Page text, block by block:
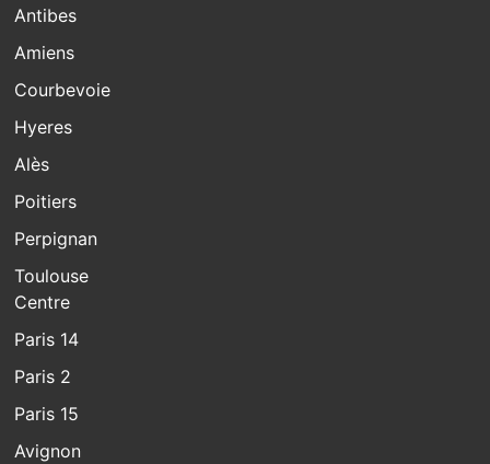
Antibes
Amiens
Courbevoie
Hyeres
Alès
Poitiers
Perpignan
Toulouse
Centre
Paris 14
Paris 2
Paris 15
Avignon